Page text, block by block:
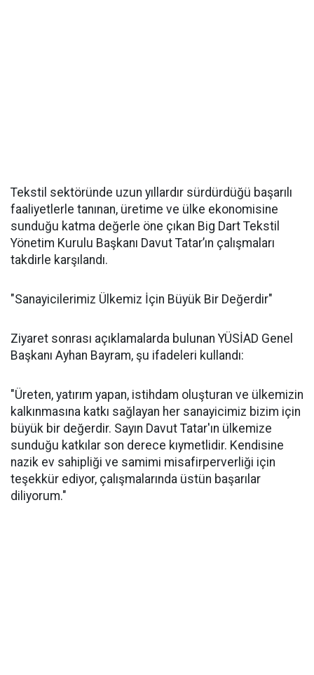
Tekstil sektöründe uzun yıllardır sürdürdüğü başarılı
faaliyetlerle tanınan, üretime ve ülke ekonomisine
sunduğu katma değerle öne çıkan Big Dart Tekstil
Yönetim Kurulu Başkanı Davut Tatar’ın çalışmaları
takdirle karşılandı.
"Sanayicilerimiz Ülkemiz İçin Büyük Bir Değerdir"
Ziyaret sonrası açıklamalarda bulunan YÜSİAD Genel
Başkanı Ayhan Bayram, şu ifadeleri kullandı:
"Üreten, yatırım yapan, istihdam oluşturan ve ülkemizin
kalkınmasına katkı sağlayan her sanayicimiz bizim için
büyük bir değerdir. Sayın Davut Tatar'ın ülkemize
sunduğu katkılar son derece kıymetlidir. Kendisine
nazik ev sahipliği ve samimi misafirperverliği için
teşekkür ediyor, çalışmalarında üstün başarılar
diliyorum."